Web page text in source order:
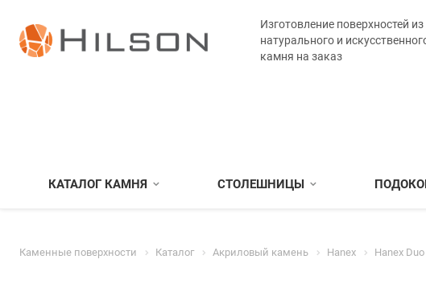
Изготовление поверхностей из
натурального и
камня на заказ
КАТАЛОГ КАМНЯ СТОЛЕШНИЦЫ
Каменные поверхности Каталог Акриловый камень Hanex Hanex Duo